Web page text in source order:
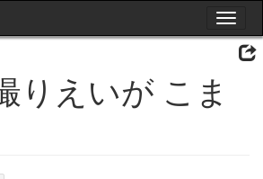
Toggle
りえいが こま